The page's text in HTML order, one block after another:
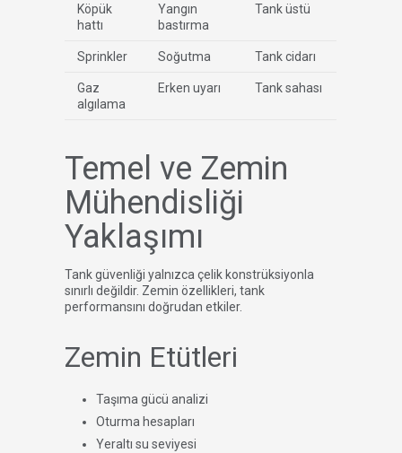
Köpük
hattı
Yangın
bastırma
Tank üstü
Sprinkler Soğutma Tank cidarı
Gaz
algılama
Erken uyarı Tank sahası
Temel ve Zemin
Mühendisliği
Yaklaşımı
Tank güvenliği yalnızca çelik konstrüksiyonla
sınırlı değildir. Zemin özellikleri, tank
performansını doğrudan etkiler.
Zemin Etütleri
Taşıma gücü analizi
Oturma hesapları
Yeraltı su seviyesi